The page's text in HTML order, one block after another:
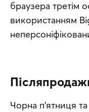
браузера третім
використанням
Чорна п’ятниця